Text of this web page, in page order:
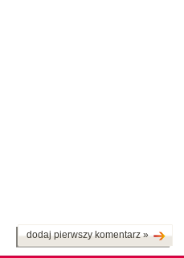
dodaj pierwszy komentarz »